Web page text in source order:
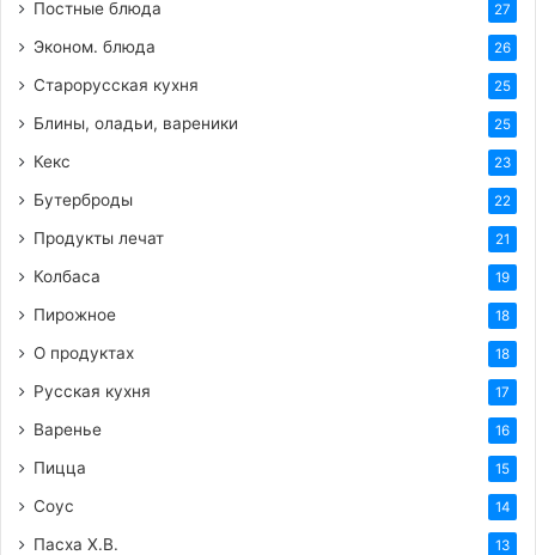
Постные блюда 27
Эконом. блюда 26
Старорусская кухня 25
Блины, оладьи, вареники 25
Кекс 23
Бутерброды 22
Продукты лечат 21
Колбаса 19
Пирожное 18
О продуктах 18
Русская кухня 17
Варенье 16
Пицца 15
Соус 14
Пасха Х.В. 13